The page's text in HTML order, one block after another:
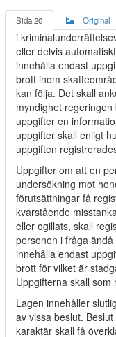
Sida 20 Original
i
eller delvis
innehålla endast
brott inom
kan följa. Det skall
myndighet
uppgifter en
uppgifter skall enligt
uppgiften
Uppgifter om att en
undersökning mot
förutsättningar få
kvarstående
eller ogillats, skall
personen i fråga
innehålla endast
brott för vilket är
Uppgifterna skall som
Lagen innehåller
av vissa beslut.
karaktär skall få